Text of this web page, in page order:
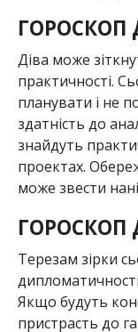
ГОРОСКОП
Діва може
практичності.
планувати і не
здатність до
знайдуть
проектах.
може звести
ГОРОСКОП
Терезам зірки
Якщо будуть
пристрасть до